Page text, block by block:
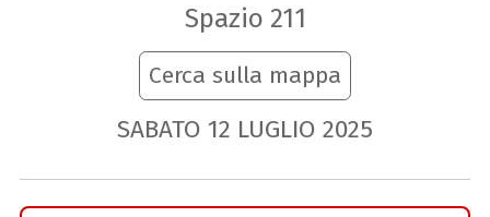
Spazio 211
Cerca sulla mappa
SABATO 12 LUGLIO 2025